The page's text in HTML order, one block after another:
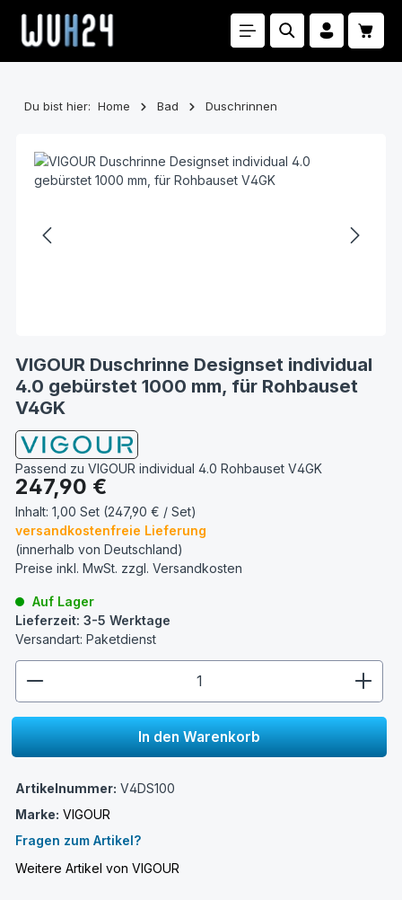
Zum Hauptinhalt springen
Du bist hier: Home Bad Duschrinnen
VIGOUR Duschrinne Designset individual
4.0 gebürstet 1000 mm, für Rohbauset
V4GK
Passend zu VIGOUR individual 4.0 Rohbauset V4GK
Regulärer Preis:
247,90 €
Inhalt: 1,00 Set (247,90 € / Set)
versandkostenfreie Lieferung
(innerhalb von Deutschland)
Preise inkl. MwSt. zzgl. Versandkosten
Auf Lager
Lieferzeit: 3-5 Werktage
Versandart: Paketdienst
In den Warenkorb
Artikelnummer: V4DS100
Marke: VIGOUR
Fragen zum Artikel?
Weitere Artikel von VIGOUR